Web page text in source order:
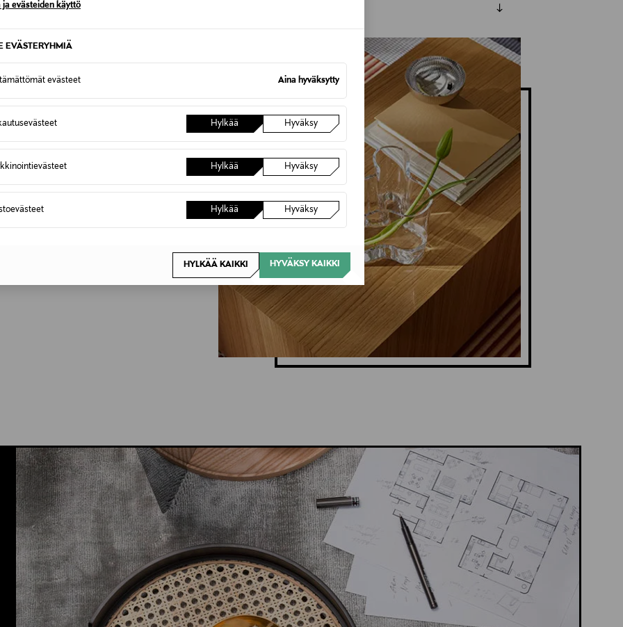
ja evästeiden käyttö
EVÄSTERYHMIÄ
evästeet Aina hyväksytty
Hylkää Hyväksy
Hylkää Hyväksy
Hylkää Hyväksy
HYLKÄÄ KAIKKI HYVÄKSY KAIKKI
7,90 €–50,00 € kuljetusyhtiöstä ja tuotteen koosta riippuen
Alk. 6,90 €, kun toimitus on saatavilla valittuun osoitteeseen.
ilmoittaa palautuksesta etukäteen.
Pehmeät muodot,
valitut designaarteet
eloon. Poimi
Inspiroidu